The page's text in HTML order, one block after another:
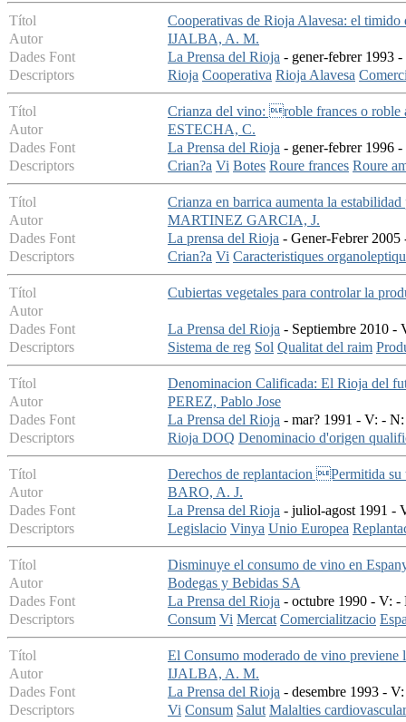
Títol
Cooperativas de Rioja Alavesa: el timido
Autor
IJALBA, A. M.
Dades Font
La Prensa del Rioja - gener-febrer 1993
Descriptors
Rioja Cooperativa Rioja Alavesa
Títol
Crianza del vino: roble frances o roble
Autor
ESTECHA, C.
Dades Font
La Prensa del Rioja - gener-febrer 1996
Descriptors
Crian?a Vi Botes Roure frances Roure
Títol
Crianza en barrica aumenta la
Autor
MARTINEZ GARCIA, J.
Dades Font
La prensa del Rioja - Gener-Febrer
Descriptors
Crian?a Vi Caracteristiques
Títol
Cubiertas vegetales para controlar la
Autor
Dades Font
La Prensa del Rioja - Septiembre 2010 -
Descriptors
Sistema de reg Sol Qualitat del raim
Títol
Denominacion Calificada: El Rioja del
Autor
PEREZ, Pablo Jose
Dades Font
La Prensa del Rioja - mar? 1991 - V: -
Descriptors
Rioja DOQ Denominacio d'origen
Títol
Derechos de replantacion Permitida su
Autor
BARO, A. J.
Dades Font
La Prensa del Rioja - juliol-agost 1991 -
Descriptors
Legislacio Vinya Unio Europea
Títol
Disminuye el consumo de vino en
Autor
Bodegas y Bebidas SA
Dades Font
La Prensa del Rioja - octubre 1990 - V: -
Descriptors
Consum Vi Mercat Comercialitzacio
Títol
El Consumo moderado de vino previene
Autor
IJALBA, A. M.
Dades Font
La Prensa del Rioja - desembre 1993 -
Descriptors
Vi Consum Salut Malalties